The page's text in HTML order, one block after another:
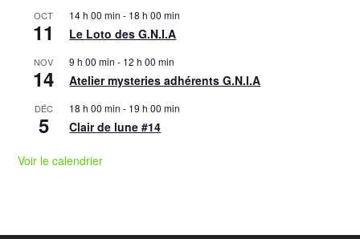
OCT
11
14 h 00 min - 18 h 00 min
Le Loto des G.N.I.A
NOV
14
9 h 00 min - 12 h 00 min
Atelier mysteries adhérents G.N.I.A
DÉC
5
18 h 00 min - 19 h 00 min
Clair de lune #14
Voir le calendrier